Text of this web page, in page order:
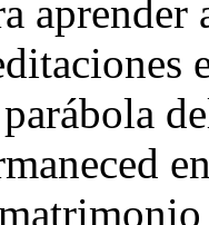
aprender